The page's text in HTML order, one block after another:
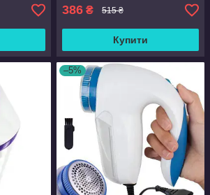
386 ₴ 515 ₴
Купити
–5%